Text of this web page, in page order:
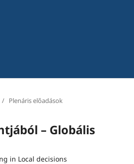
/ Plenáris előadások
– Globális
in Local decisions